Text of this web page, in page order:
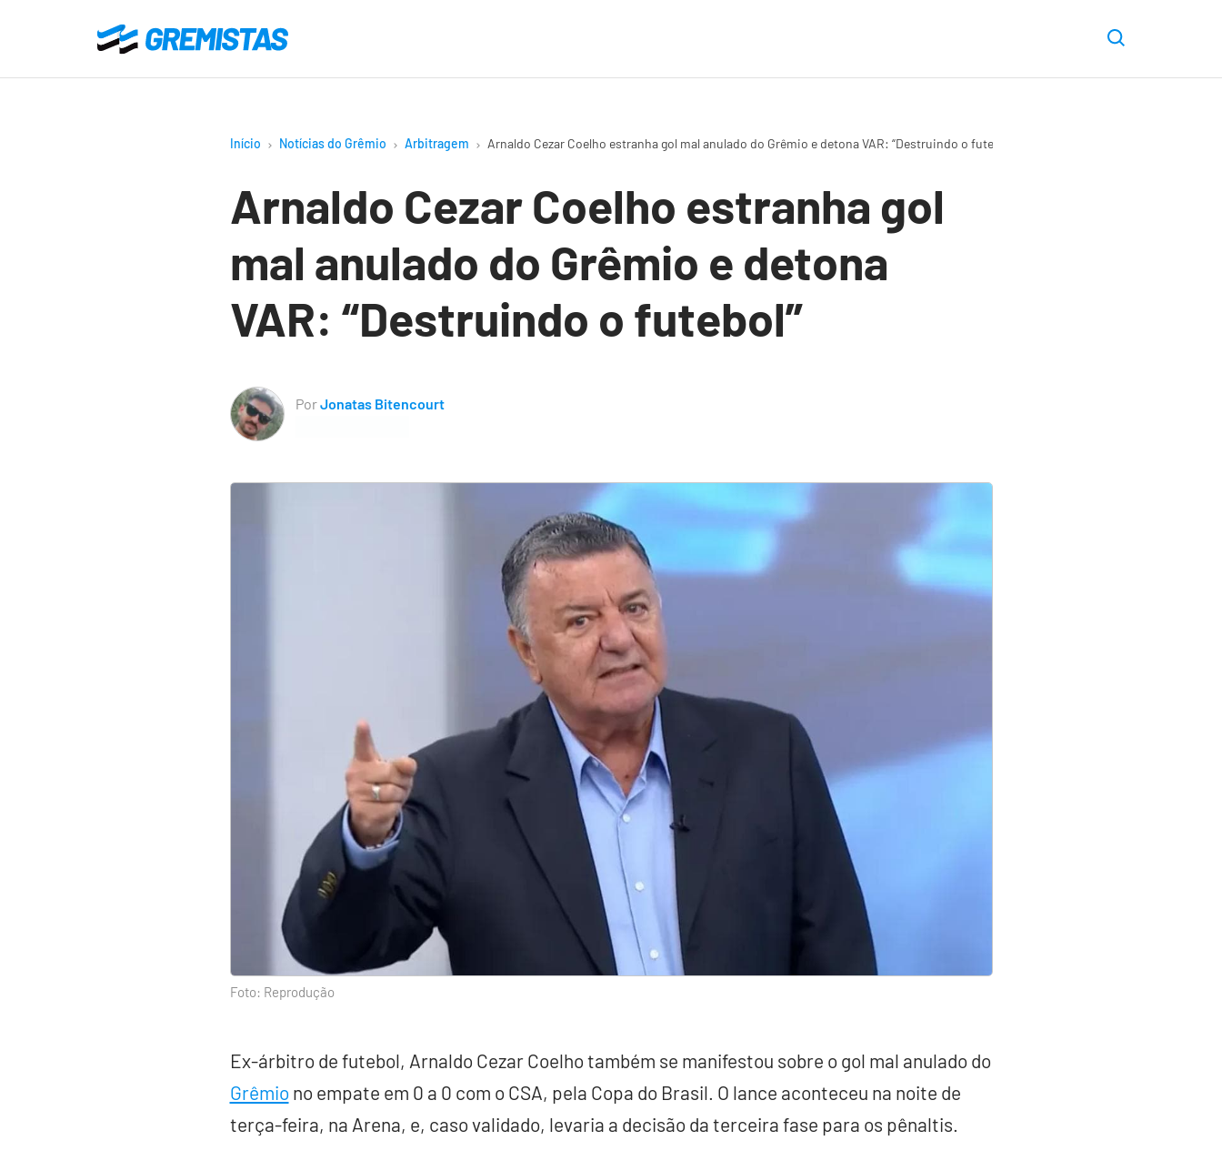
o
Gremistas
Início Notícias do Grêmio Arbitragem Arnaldo Cezar Coelho estranha gol mal anulado do Grêmio e detona VAR: “Destruindo o futebol”
Arnaldo Cezar Coelho estranha gol
mal anulado do Grêmio e detona
VAR: “Destruindo o futebol”
PorJonatas Bitencourt
Foto: Reprodução
Ex-árbitro de futebol, Arnaldo Cezar Coelho também se manifestou sobre o gol mal anulado do
Grêmio no empate em 0 a 0 com o CSA, pela Copa do Brasil. O lance aconteceu na noite de
terça-feira, na Arena, e, caso validado, levaria a decisão da terceira fase para os pênaltis.